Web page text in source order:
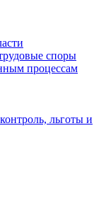
споры
процессам
льготы и